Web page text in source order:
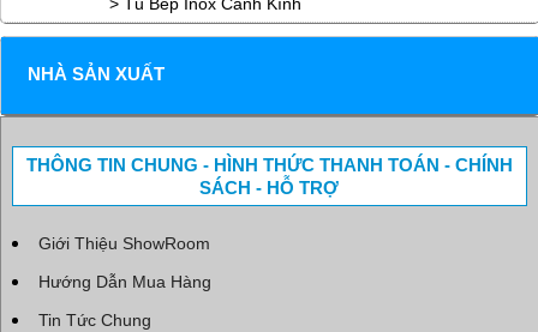
NHÀ SẢN XUẤT
THÔNG TIN CHUNG - HÌNH THỨC THANH TOÁN - CHÍNH
SÁCH - HỖ TRỢ
Giới Thiệu ShowRoom
Hướng Dẫn Mua Hàng
Tin Tức Chung